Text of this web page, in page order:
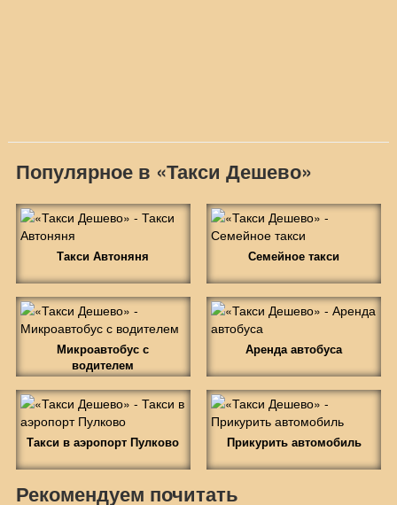
Популярное в «Такси Дешево»
Такси Автоняня Семейное такси
Микроавтобус с
водителем
Аренда автобуса
Такси в аэропорт Пулково Прикурить автомобиль
Рекомендуем почитать